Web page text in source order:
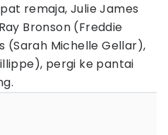
remaja, Julie James
Bronson (Freddie
(Sarah Michelle Gellar),
pergi ke pantai